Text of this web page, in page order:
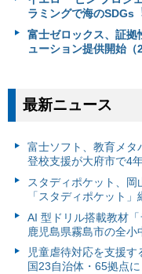
ラミングで海の
富士ゼロックス、証
ューション提供開始（
最新ニュース
富⼠ソフト、教育メタ
登校支援が大府市で4
スタディポケット、
「スタディポケット
AI 型ドリル搭載教材「
鹿児島県霧島市の全小
児童虐待対応を支援
国23自治体・65拠点に